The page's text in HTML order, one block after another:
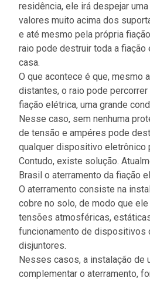
residência, ele irá despejar
valores muito acima dos
e até mesmo pela própria
raio pode destruir toda a fiação
casa.
O que acontece é que, mesmo
distantes, o raio pode
fiação elétrica, uma grande
Nesse caso, sem nenhuma
de tensão e ampéres pode
qualquer dispositivo eletrônico
Contudo, existe solução.
Brasil o aterramento da fiação
O aterramento consiste na
cobre no solo, de modo que
tensões atmosféricas,
funcionamento de dispositivos
disjuntores.
Nesses casos, a instalação de
complementar o aterramento,